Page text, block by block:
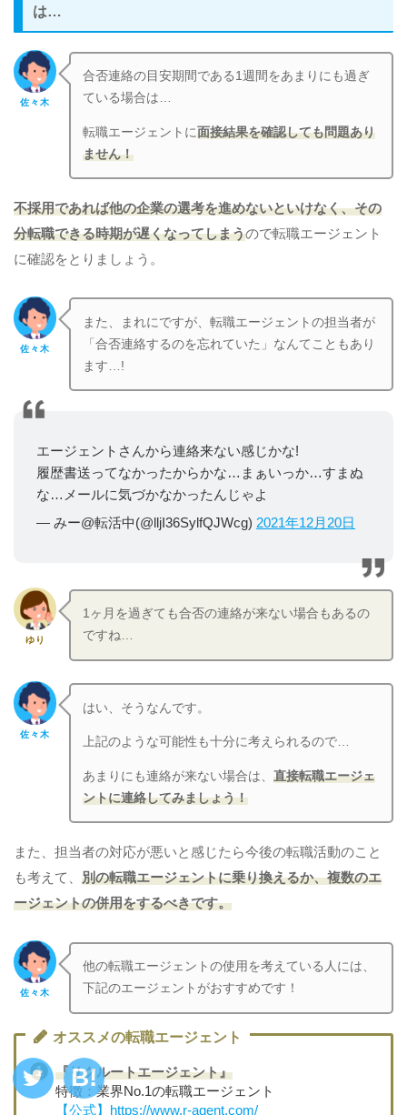
は…
佐々木
合否連絡の目安期間である1週間をあまりにも過ぎ
ている場合は…
転職エージェントに面接結果を確認しても問題あり
ません！
不採用であれば他の企業の選考を進めないといけなく、その
分転職できる時期が遅くなってしまうので転職エージェント
に確認をとりましょう。
佐々木
また、まれにですが、転職エージェントの担当者が
「合否連絡するのを忘れていた」なんてこともあり
ます…!
エージェントさんから連絡来ない感じかな!
履歴書送ってなかったからかな…まぁいっか…すまぬ
な…メールに気づかなかったんじゃよ
— みー@転活中(@lljI36SylfQJWcg) 2021年12月20日
ゆり
1ヶ月を過ぎても合否の連絡が来ない場合もあるの
ですね…
佐々木
はい、そうなんです。
上記のような可能性も十分に考えられるので…
あまりにも連絡が来ない場合は、直接転職エージェ
ントに連絡してみましょう！
また、担当者の対応が悪いと感じたら今後の転職活動のこと
も考えて、 別の転職エージェントに乗り換えるか、複数のエ
ージェントの併用をするべきです。
佐々木
他の転職エージェントの使用を考えている人には、
下記のエージェントがおすすめです！
オススメの転職エージェント
『リクルートエージェント』
特徴：業界No.1の転職エージェント
【公式】https://www.r-agent.com/